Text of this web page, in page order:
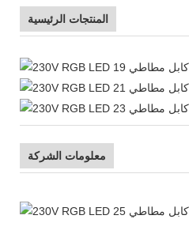
المنتجات الرئيسية
معلومات الشركة